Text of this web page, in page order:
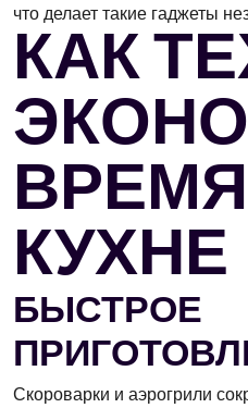
что делает такие гаджеты
КАК
КУХНЕ
БЫСТРОЕ
Скороварки и аэрогрили